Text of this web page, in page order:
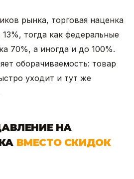
рынка, торговая наценка
тогда как федеральные
70%, а иногда и до 100%.
оборачиваемость: товар
уходит и тут же
НА
ВМЕСТО СКИДОК